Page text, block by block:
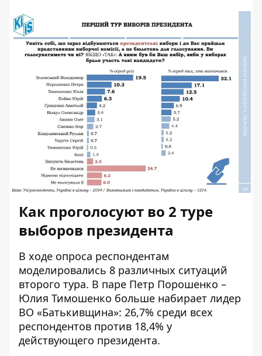
Как проголосуют во 2 туре
выборов президента
В ходе опроса респондентам
моделировались 8 различных ситуаций
второго тура. В паре Петр Порошенко –
Юлия Тимошенко больше набирает лидер
ВО «Батькивщина»: 26,7% среди всех
респондентов против 18,4% у
действующего президента.